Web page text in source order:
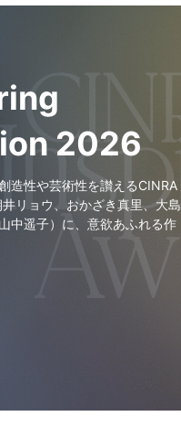
2026
造性や芸術性を讃えるCINRA
リョウ、おかざき真里、大島
中遥子）に、意欲あふれる作